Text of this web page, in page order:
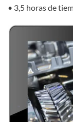
• 3,5 horas de